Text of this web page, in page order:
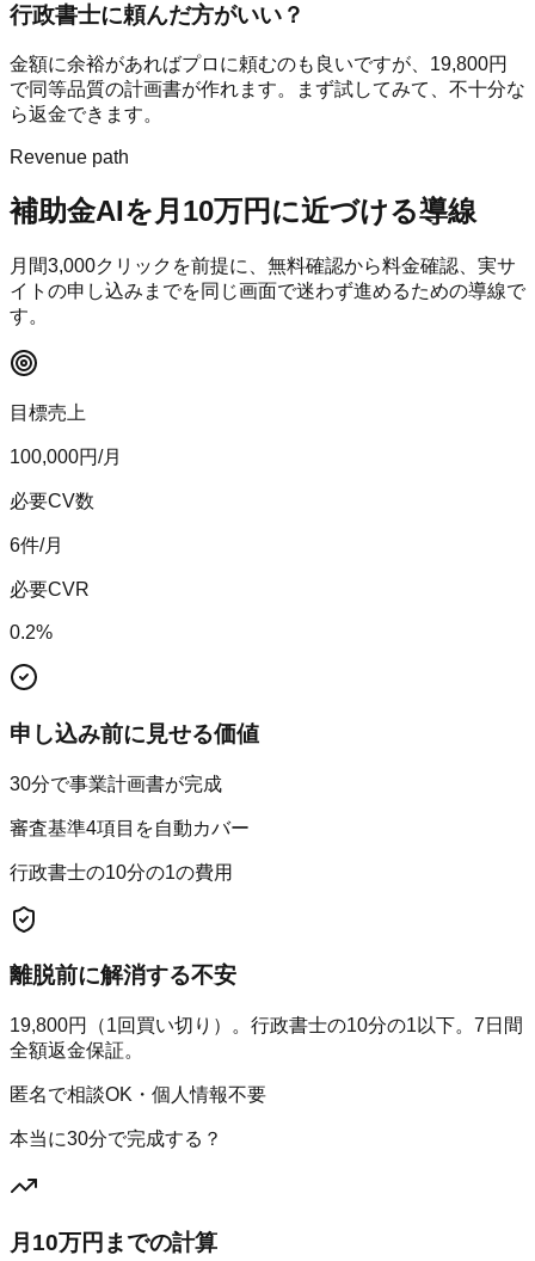
行政書士に頼んだ方がいい？
金額に余裕があればプロに頼むのも良いですが、19,800円
で同等品質の計画書が作れます。まず試してみて、不十分な
ら返金できます。
Revenue path
補助金AIを月10万円に近づける導線
月間3,000クリックを前提に、無料確認から料金確認、実サ
イトの申し込みまでを同じ画面で迷わず進めるための導線で
す。
目標売上
100,000円/月
必要CV数
6件/月
必要CVR
0.2%
申し込み前に見せる価値
30分で事業計画書が完成
審査基準4項目を自動カバー
行政書士の10分の1の費用
離脱前に解消する不安
19,800円（1回買い切り）。行政書士の10分の1以下。7日間
全額返金保証。
匿名で相談OK・個人情報不要
本当に30分で完成する？
月10万円までの計算